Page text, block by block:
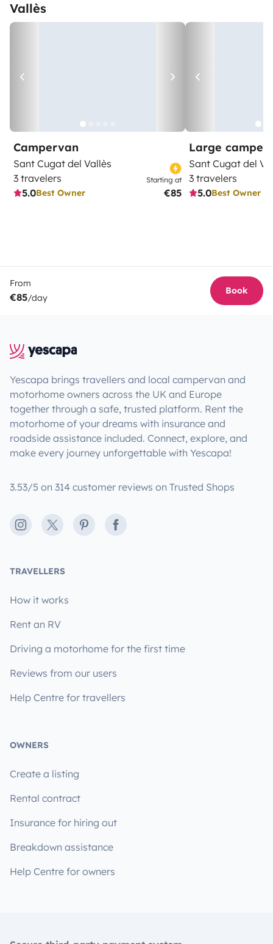
Vallès
Campervan
Sant Cugat del Vallès
3 travelers
5.0Best Owner
Starting at
€85
Large
Sant Cugat del
3 travelers
5.0Best Owner
From
€85/day
Book
Yescapa brings travellers and local campervan and
motorhome owners across the UK and Europe
together through a safe, trusted platform. Rent the
motorhome of your dreams with insurance and
roadside assistance included. Connect, explore, and
make every journey unforgettable with Yescapa!
3.53/5 on 314 customer reviews on Trusted Shops
Instagram
X PinterestFacebook
TRAVELLERS
How it works
Rent an RV
Driving a motorhome for the first time
Reviews from our users
Help Centre for travellers
OWNERS
Create a listing
Rental contract
Insurance for hiring out
Breakdown assistance
Help Centre for owners